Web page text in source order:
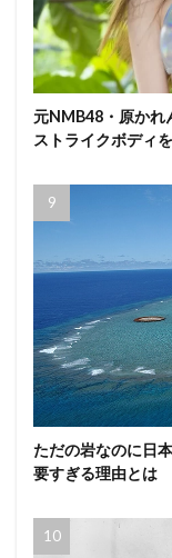
元NMB48・原かれ
ストライクボディ
ただの岩なのに日
要すぎる理由とは